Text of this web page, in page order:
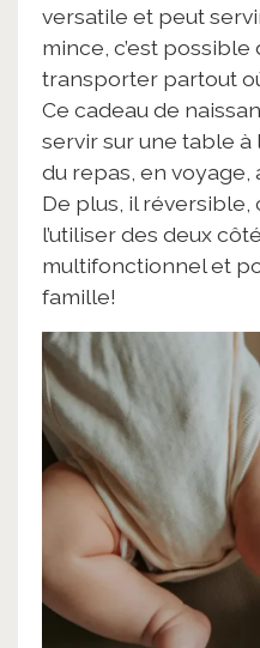
versatile et peut
mince, c’est
transporter partout
Ce cadeau de
servir sur une table à
du repas, en voyage,
De plus, il réversible,
l’utiliser des deux
multifonctionnel et
famille!